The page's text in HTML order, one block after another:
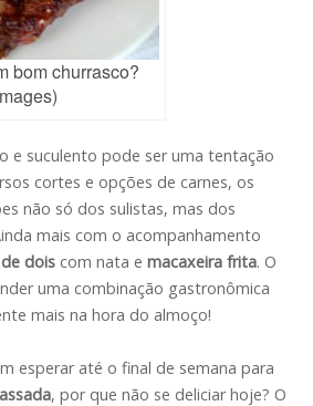
bom churrasco?
e suculento pode ser uma tentação
cortes e opções de carnes, os
não só dos sulistas, mas dos
mais com o acompanhamento
dois com nata e macaxeira frita. O
uma combinação gastronômica
mais na hora do almoço!
esperar até o final de semana para
, por que não se deliciar hoje? O